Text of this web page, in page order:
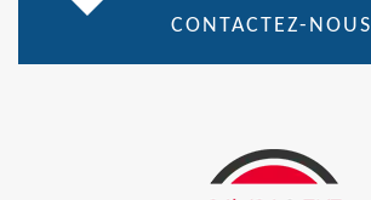
CONTACTEZ-NOUS